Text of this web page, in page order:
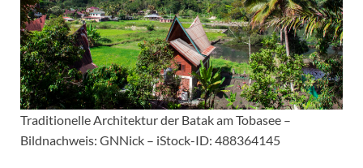
Traditionelle Architektur der Batak am Tobasee –
Bildnachweis: GNNick – iStock-ID: 488364145